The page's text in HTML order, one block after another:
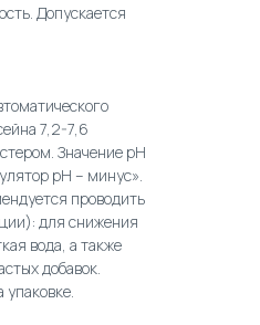
Допускается
7,2-7,6
Значение рН
рН – минус».
проводить
для снижения
вода, а также
добавок.